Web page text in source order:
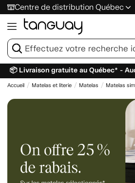
Centre de distribution Québec
📦 Livraison gratuite au Québec* -
Accueil Matelas et literie Matelas Matelas